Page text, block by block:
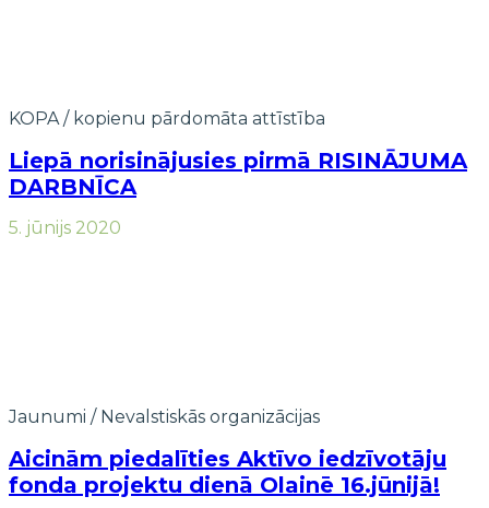
KOPA / kopienu pārdomāta attīstība
Liepā norisinājusies pirmā RISINĀJUMA
DARBNĪCA
5. jūnijs 2020
Jaunumi / Nevalstiskās organizācijas
Aicinām piedalīties Aktīvo iedzīvotāju
fonda projektu dienā Olainē 16.jūnijā!